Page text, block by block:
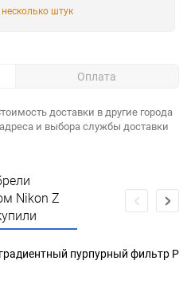
штук
Оплата
доставки в другие города
и выбора службы доставки
Nikon Z
пурпурный фильтр P